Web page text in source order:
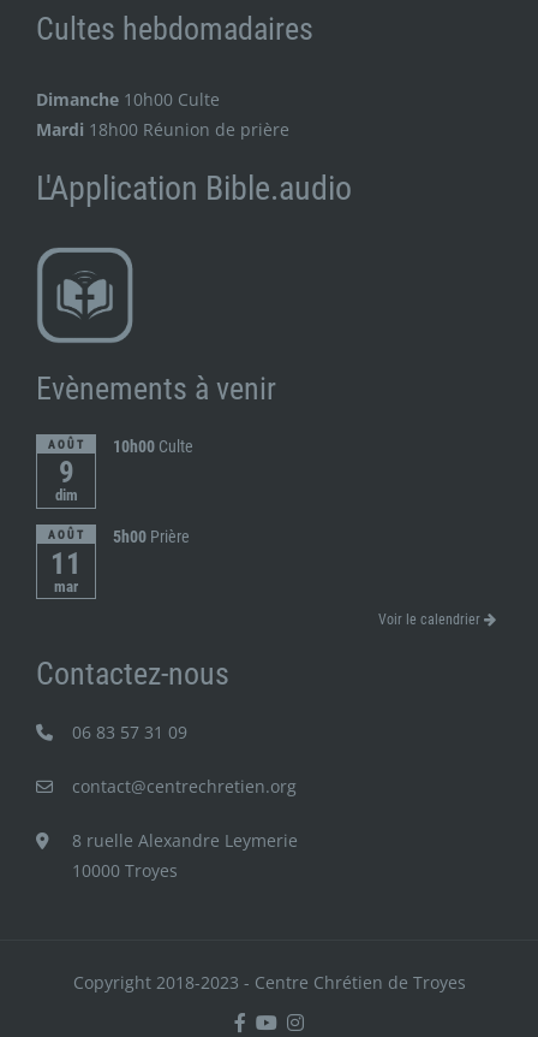
Cultes hebdomadaires
Dimanche 10h00 Culte
Mardi 18h00 Réunion de prière
L'Application Bible.audio
Evènements à venir
AOÛT
9
dim
10h00 Culte
AOÛT
11
mar
5h00 Prière
Voir le calendrier
Contactez-nous
06 83 57 31 09
contact@centrechretien.org
8 ruelle Alexandre Leymerie
10000 Troyes